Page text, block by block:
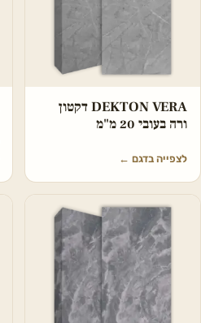
DEKTON VERA דקטון
ורה בעובי 20 מ"מ
לצפייה בדגם ←